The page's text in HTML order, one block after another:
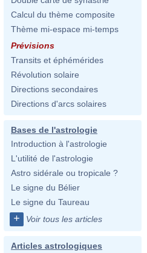
Calcul du thème composite
Thème mi-espace mi-temps
Prévisions
Transits et éphémérides
Révolution solaire
Directions secondaires
Directions d'arcs solaires
Bases de l'astrologie
Introduction à l'astrologie
L'utilité de l'astrologie
Astro sidérale ou tropicale ?
Le signe du Bélier
Le signe du Taureau
+ Voir tous les articles
Articles astrologiques